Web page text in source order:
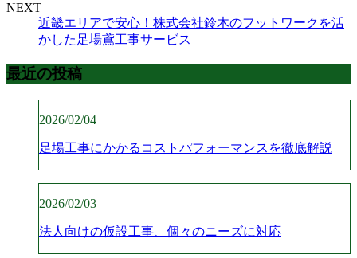
NEXT
近畿エリアで安心！株式会社鈴木のフットワークを活
かした足場鳶工事サービス
最近の投稿
2026/02/04
足場工事にかかるコストパフォーマンスを徹底解説
2026/02/03
法人向けの仮設工事、個々のニーズに対応